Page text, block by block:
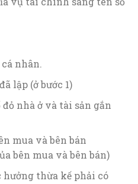
nhân.
lập (ở bước 1)
nhà ở và tài sản gắn
mua và bên bán
bên mua và bên bán)
thừa kế phải có